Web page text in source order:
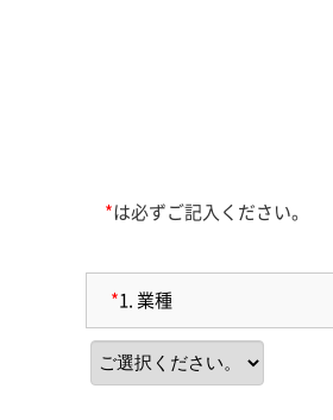
*は必ずご記入ください。
*1. 業種